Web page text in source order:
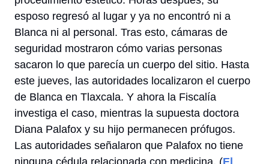
esposo regresó al lugar y ya no encontró ni a
Blanca ni al personal. Tras esto, cámaras de
seguridad mostraron cómo varias personas
sacaron lo que parecía un cuerpo del sitio. Hasta
este jueves, las autoridades localizaron el cuerpo
de Blanca en Tlaxcala. Y ahora la Fiscalía
investiga el caso, mientras la supuesta doctora
Diana Palafox y su hijo permanecen prófugos.
Las autoridades señalaron que Palafox no tiene